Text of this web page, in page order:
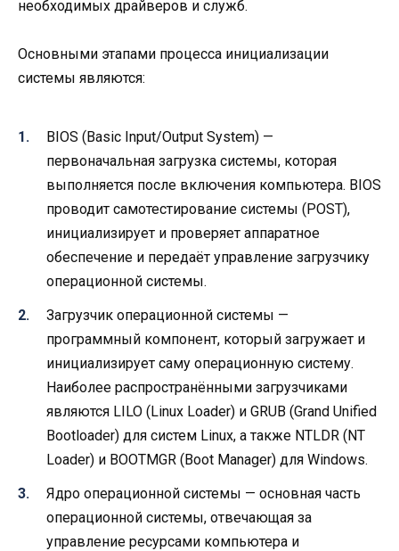
необходимых драйверов и служб.
Основными этапами процесса инициализации
системы являются:
BIOS (Basic Input/Output System) —
первоначальная загрузка системы, которая
выполняется после включения компьютера. BIOS
проводит самотестирование системы (POST),
инициализирует и проверяет аппаратное
обеспечение и передаёт управление загрузчику
операционной системы.
Загрузчик операционной системы —
программный компонент, который загружает и
инициализирует саму операционную систему.
Наиболее распространёнными загрузчиками
являются LILO (Linux Loader) и GRUB (Grand Unified
Bootloader) для систем Linux, а также NTLDR (NT
Loader) и BOOTMGR (Boot Manager) для Windows.
Ядро операционной системы — основная часть
операционной системы, отвечающая за
управление ресурсами компьютера и